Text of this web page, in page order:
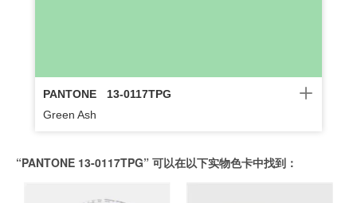
PANTONE
13-0117TPG
Green Ash
“PANTONE 13-0117TPG” 可以在以下实物色卡中找到：